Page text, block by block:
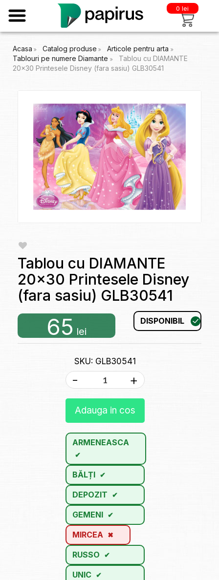
0 lei
Acasa Catalog produse
Articole pentru arta
Tablouri pe numere Diamante
Tablou cu DIAMANTE
20x30 Printesele Disney (fara sasiu) GLB30541
Tablou cu DIAMANTE
20x30 Printesele Disney
(fara sasiu) GLB30541
65 lei
DISPONIBIL
SKU: GLB30541
- +
Adauga in cos
ARMENEASCA
BĂLȚI
DEPOZIT
GEMENI
MIRCEA
RUSSO
UNIC